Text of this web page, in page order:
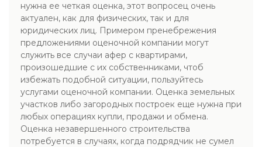
нужна ее четкая оценка, этот вопросец очень
актуален, как для физических, так и для
юридических лиц. Примером пренебрежения
предложениями оценочной компании могут
служить все случаи афер с квартирами,
произошедшие с их собственниками, чтоб
избежать подобной ситуации, пользуйтесь
услугами оценочной компании. Оценка земельных
участков либо загородных построек еще нужна при
любых операциях купли, продажи и обмена.
Оценка незавершенного строительства
потребуется в случаях, когда подрядчик не сумел